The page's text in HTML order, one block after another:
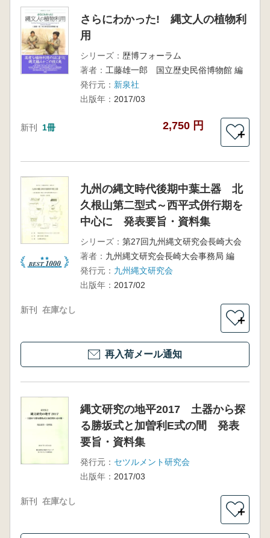
さらにわかった! 縄文人の植物利
用
シリーズ： 歴博フォーラム
著者： 工藤雄一郎 国立歴史民俗博物館 編
発行元： 新泉社
出版年： 2017/03
新刊 1冊 2,750 円
＋
九州の縄文時代後期中葉土器 北
久根山第二型式～西平式併行期を
中心に 発表要旨・資料集
シリーズ： 第27回九州縄文研究会長崎大会
著者： 九州縄文研究会長崎大会事務局 編
発行元： 九州縄文研究会
出版年： 2017/02
新刊 在庫なし
＋
再入荷メール通知
縄文研究の地平2017 土器から探
る勝坂式と加曽利E式の間 発表
要旨・資料集
発行元： セツルメント研究会
出版年： 2017/03
新刊 在庫なし
＋